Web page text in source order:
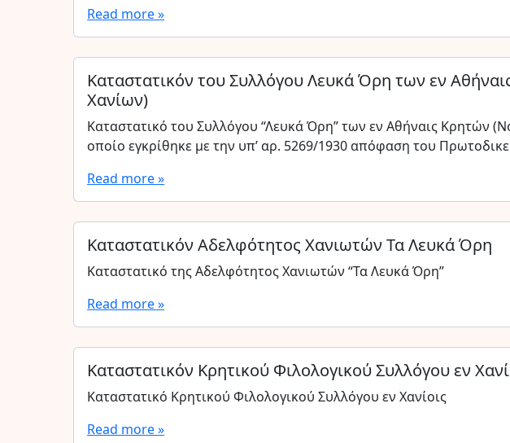
Read more »
Καταστατικόν του Συλλόγου Λευκά Όρη των εν
Χανίων)
Καταστατικό του Συλλόγου “Λευκά Όρη” των εν Αθήναις Κρητών
οποίο εγκρίθηκε με την υπ’ αρ. 5269/1930 απόφαση του
Read more »
Καταστατικόν Αδελφότητος Χανιωτών Τα Λευκά Όρη
Καταστατικό της Αδελφότητος Χανιωτών “Τα Λευκά Όρη”
Read more »
Καταστατικόν Κρητικού Φιλολογικού Συλλόγου εν
Καταστατικό Κρητικού Φιλολογικού Συλλόγου εν Χανίοις
Read more »